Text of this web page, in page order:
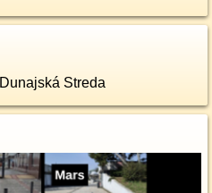
Dunajská Streda